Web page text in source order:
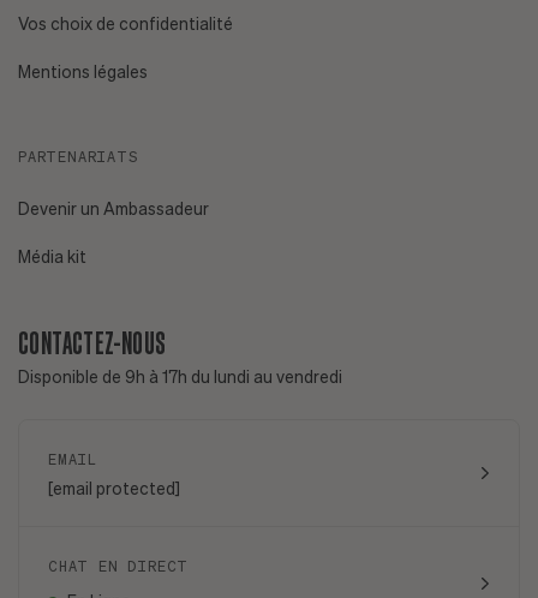
Vos choix de confidentialité
Mentions légales
PARTENARIATS
Devenir un Ambassadeur
Média kit
CONTACTEZ-NOUS
Disponible de 9h à 17h du lundi au vendredi
EMAIL
[email protected]
CHAT EN DIRECT